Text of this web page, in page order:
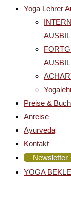
Yoga Lehrer
Preise &
Anreise
Ayurveda
Kontakt
Newsletter
YOGA